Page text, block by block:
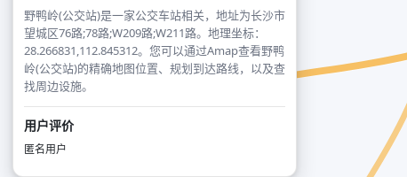
野鸭岭(公交站)是一家公交车站相关，地址为长沙市
望城区76路;78路;W209路;W211路。地理坐标：
28.266831,112.845312。您可以通过Amap查看野鸭
岭(公交站)的精确地图位置、规划到达路线，以及查
找周边设施。
用户评价
匿名用户